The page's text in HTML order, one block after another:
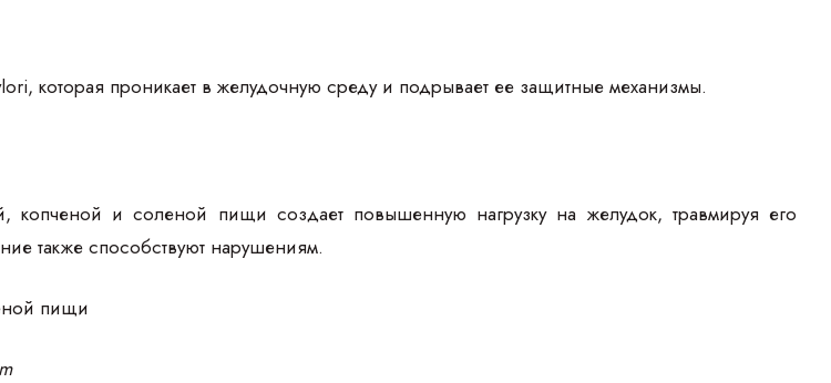
которая проникает в желудочную среду и подрывает ее защитные механизмы.
копченой и соленой пищи создает повышенную нагрузку на желудок, травмируя его
также способствуют нарушениям.